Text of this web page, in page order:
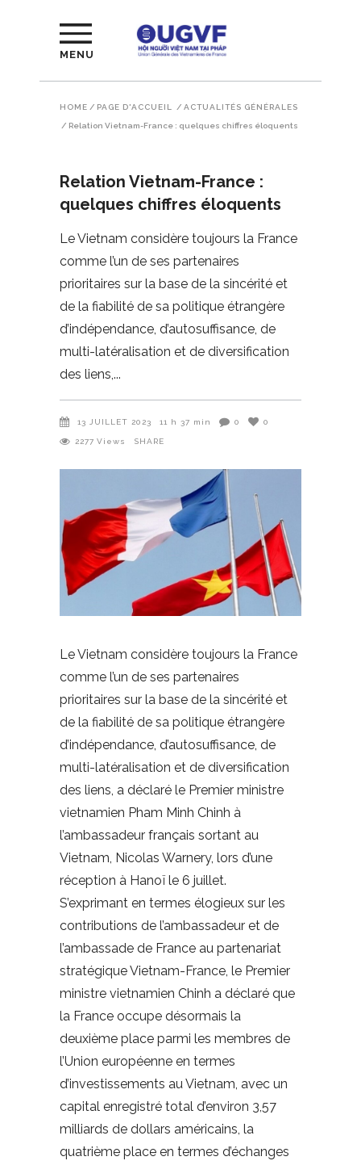
MENU
HOME / PAGE D'ACCUEIL / ACTUALITÉS GÉNÉRALES
/ Relation Vietnam-France : quelques chiffres éloquents
Relation Vietnam-France :
quelques chiffres éloquents
Le Vietnam considère toujours la France
comme l’un de ses partenaires
prioritaires sur la base de la sincérité et
de la fiabilité de sa politique étrangère
d’indépendance, d’autosuffisance, de
multi-latéralisation et de diversification
des liens,
13 JUILLET 2023 11 h 37 min 0 0
2277 Views SHARE
Le Vietnam considère toujours la France
comme l’un de ses partenaires
prioritaires sur la base de la sincérité et
de la fiabilité de sa politique étrangère
d’indépendance, d’autosuffisance, de
multi-latéralisation et de diversification
des liens, a déclaré le Premier ministre
vietnamien Pham Minh Chinh à
l’ambassadeur français sortant au
Vietnam, Nicolas Warnery, lors d’une
réception à Hanoï le 6 juillet.
S’exprimant en termes élogieux sur les
contributions de l’ambassadeur et de
l’ambassade de France au partenariat
stratégique Vietnam-France, le Premier
ministre vietnamien Chinh a déclaré que
la France occupe désormais la
deuxième place parmi les membres de
l’Union européenne en termes
d’investissements au Vietnam, avec un
capital enregistré total d’environ 3,57
milliards de dollars américains, la
quatrième place en termes d’échanges